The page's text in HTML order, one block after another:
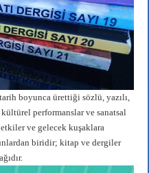
boyunca ürettiği sözlü, yazılı,
performanslar ve sanatsal
ve gelecek kuşaklara
biridir; kitap ve dergiler